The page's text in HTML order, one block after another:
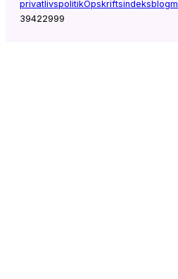
privatlivspolitikOpskriftsindeks
39422999